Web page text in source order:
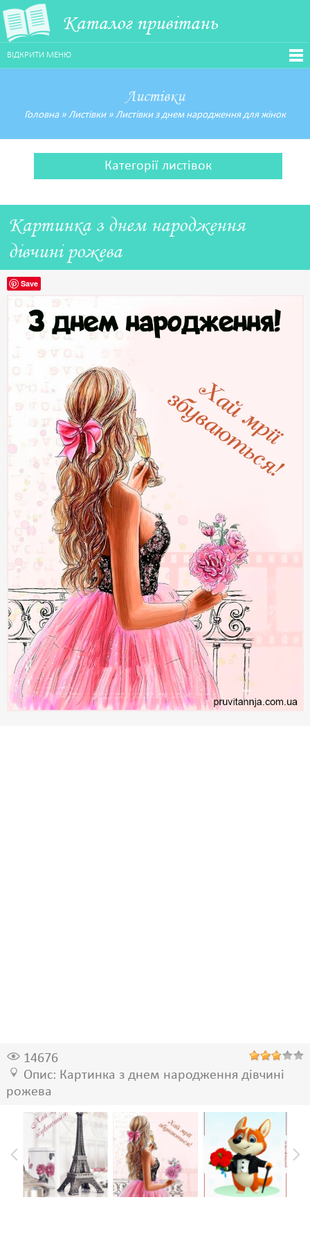
Каталог привітань
ВІДКРИТИ МЕНЮ
Листівки
Головна» Листівки» Листівки з днем народження для жінок
Категорії листівок
Картинка з днем народження
дівчині рожева
Save
14676
Опис: Картинка з днем народження дівчині
рожева